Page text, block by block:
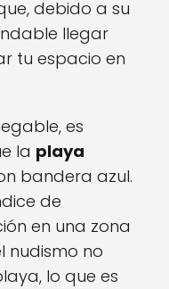
debido a su
llegar
tu espacio en
es
la playa
bandera azul.
de
en una zona
nudismo no
lo que es